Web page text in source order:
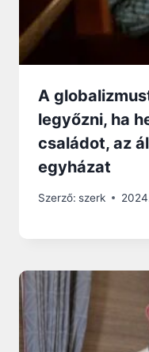
A
legyőzni, ha
családot, az
egyházat
Szerző: szerk